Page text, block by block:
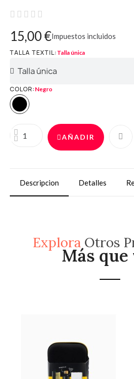
    
15,00 €Impuestos incluidos
TALLA TEXTIL Talla única
COLOR Negro
AÑADIR
Descripcion Detalles
ExploraOtros
Más